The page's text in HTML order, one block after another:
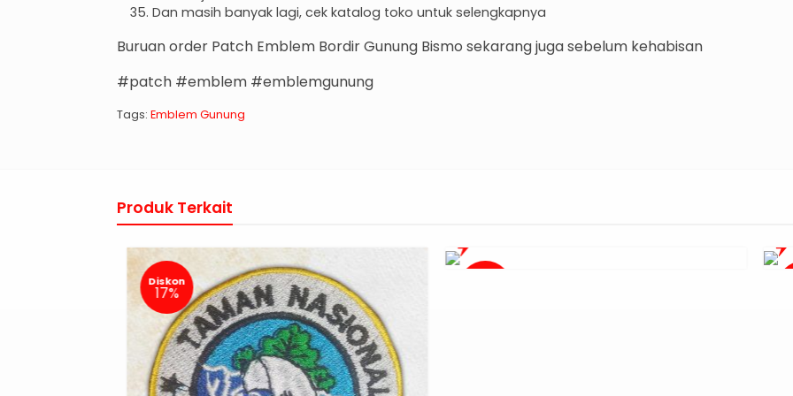
Dan masih banyak lagi, cek katalog toko untuk selengkapnya
Buruan order Patch Emblem Bordir Gunung Bismo sekarang juga sebelum kehabisan
#patch #emblem #emblemgunung
Tags: Emblem Gunung
Produk Terkait
Diskon
17%